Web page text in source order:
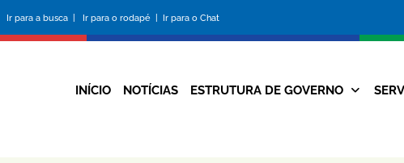
Ir para a busca | Ir para o rodapé | Ir para o Chat
da
Prefeitura
INÍCIO NOTÍCIAS ESTRUTURA DE GOVERNO